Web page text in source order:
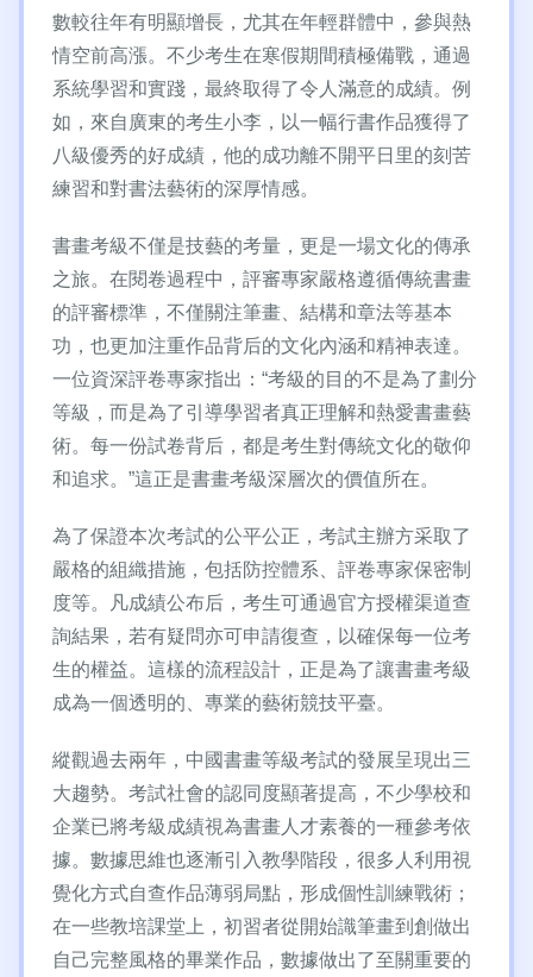
數較往年有明顯增長，尤其在年輕群體中，參與熱
情空前高漲。不少考生在寒假期間積極備戰，通過
系統學習和實踐，最終取得了令人滿意的成績。例
如，來自廣東的考生小李，以一幅行書作品獲得了
八級優秀的好成績，他的成功離不開平日里的刻苦
練習和對書法藝術的深厚情感。
書畫考級不僅是技藝的考量，更是一場文化的傳承
之旅。在閱卷過程中，評審專家嚴格遵循傳統書畫
的評審標準，不僅關注筆畫、結構和章法等基本
功，也更加注重作品背后的文化內涵和精神表達。
一位資深評卷專家指出：“考級的目的不是為了劃分
等級，而是為了引導學習者真正理解和熱愛書畫藝
術。每一份試卷背后，都是考生對傳統文化的敬仰
和追求。”這正是書畫考級深層次的價值所在。
為了保證本次考試的公平公正，考試主辦方采取了
嚴格的組織措施，包括防控體系、評卷專家保密制
度等。凡成績公布后，考生可通過官方授權渠道查
詢結果，若有疑問亦可申請復查，以確保每一位考
生的權益。這樣的流程設計，正是為了讓書畫考級
成為一個透明的、專業的藝術競技平臺。
縱觀過去兩年，中國書畫等級考試的發展呈現出三
大趨勢。考試社會的認同度顯著提高，不少學校和
企業已將考級成績視為書畫人才素養的一種參考依
據。數據思維也逐漸引入教學階段，很多人利用視
覺化方式自查作品薄弱局點，形成個性訓練戰術；
在一些教培課堂上，初習者從開始識筆畫到創做出
自己完整風格的畢業作品，數據做出了至關重要的